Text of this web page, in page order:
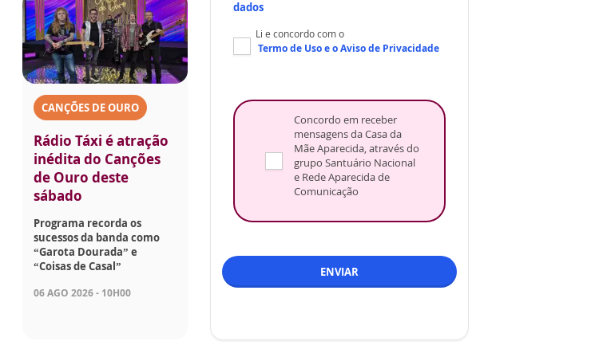
CANÇÕES DE OURO
Rádio Táxi é atração
inédita do Canções
de Ouro deste
sábado
Programa recorda os
sucessos da banda como
“Garota Dourada” e
“Coisas de Casal”
06 AGO 2026 - 10H00
dados
Li e concordo com o
Termo de Usoe oAviso de Privacidade
Concordo em receber
mensagens da Casa da
Mãe Aparecida, através do
grupo Santuário Nacional
e Rede Aparecida de
Comunicação
ENVIAR